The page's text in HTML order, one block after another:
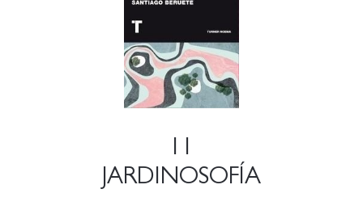
JARDINOSOFÍA